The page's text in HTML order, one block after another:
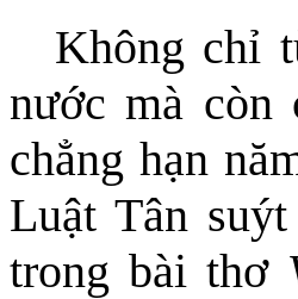
Không chỉ
nước mà còn
chẳng hạn
Luật Tân
trong bài thơ